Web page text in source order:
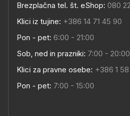
Brezplačna tel. št. eShop: 080
Klici iz tujine: +386 14 71 45 90
Pon - pet: 6:00 - 21:00
Sob, ned in prazniki: 7:00 - 20:00
Klici za pravne osebe: +386 1
Pon - pet: 7:00 - 15:00